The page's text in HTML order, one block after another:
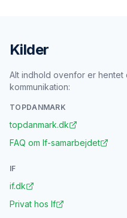
Kilder
Alt indhold ovenfor er
kommunikation:
TOPDANMARK
topdanmark.dk
FAQ om If-samarbejdet
IF
if.dk
Privat hos If